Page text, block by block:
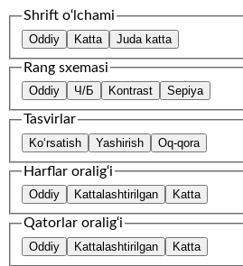
Shrift o‘lchami
Oddiy Katta Juda katta
Rang sxemasi
Oddiy Ч/Б Kontrast Sepiya
Tasvirlar
Ko‘rsatish Yashirish Oq-qora
Harflar oralig‘i
Oddiy Kattalashtirilgan Katta
Qatorlar oralig‘i
Oddiy Kattalashtirilgan Katta